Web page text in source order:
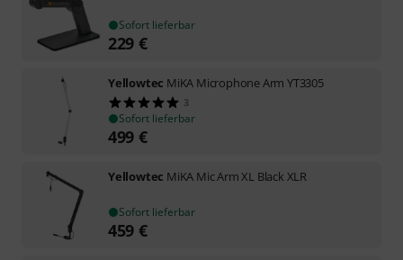
Sofort lieferbar
229 €
Yellowtec MiKA Microphone Arm YT3305
3
Sofort lieferbar
499 €
Yellowtec MiKA Mic Arm XL Black XLR
Sofort lieferbar
459 €